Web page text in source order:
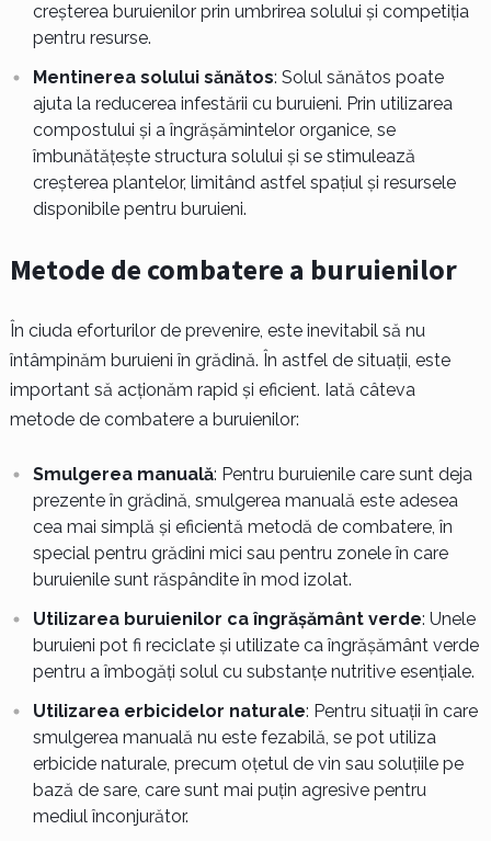
creșterea buruienilor prin umbrirea solului și competiția
pentru resurse.
Mentinerea solului sănătos: Solul sănătos poate
ajuta la reducerea infestării cu buruieni. Prin utilizarea
compostului și a îngrășămintelor organice, se
îmbunătățește structura solului și se stimulează
creșterea plantelor, limitând astfel spațiul și resursele
disponibile pentru buruieni.
Metode de combatere a buruienilor
În ciuda eforturilor de prevenire, este inevitabil să nu
întâmpinăm buruieni în grădină. În astfel de situații, este
important să acționăm rapid și eficient. Iată câteva
metode de combatere a buruienilor:
Smulgerea manuală: Pentru buruienile care sunt deja
prezente în grădină, smulgerea manuală este adesea
cea mai simplă și eficientă metodă de combatere, în
special pentru grădini mici sau pentru zonele în care
buruienile sunt răspândite în mod izolat.
Utilizarea buruienilor ca îngrășământ verde: Unele
buruieni pot fi reciclate și utilizate ca îngrășământ verde
pentru a îmbogăți solul cu substanțe nutritive esențiale.
Utilizarea erbicidelor naturale: Pentru situații în care
smulgerea manuală nu este fezabilă, se pot utiliza
erbicide naturale, precum oțetul de vin sau soluțiile pe
bază de sare, care sunt mai puțin agresive pentru
mediul înconjurător.